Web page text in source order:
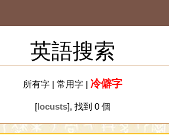
英語搜索
所有字| 常用字| 冷僻字
[locusts], 找到 0 個